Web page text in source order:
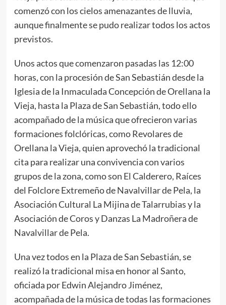
comenzó con los cielos amenazantes de lluvia,
aunque finalmente se pudo realizar todos los actos
previstos.
Unos actos que comenzaron pasadas las 12:00
horas, con la procesión de San Sebastián desde la
Iglesia de la Inmaculada Concepción de Orellana la
Vieja, hasta la Plaza de San Sebastián, todo ello
acompañado de la música que ofrecieron varias
formaciones folclóricas, como Revolares de
Orellana la Vieja, quien aprovechó la tradicional
cita para realizar una convivencia con varios
grupos de la zona, como son El Calderero, Raíces
del Folclore Extremeño de Navalvillar de Pela, la
Asociación Cultural La Mijina de Talarrubias y la
Asociación de Coros y Danzas La Madroñera de
Navalvillar de Pela.
Una vez todos en la Plaza de San Sebastián, se
realizó la tradicional misa en honor al Santo,
oficiada por Edwin Alejandro Jiménez,
acompañada de la música de todas las formaciones